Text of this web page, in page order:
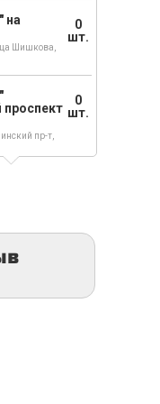
на
Шишкова,
0
шт.
проспект
пр-т,
0
шт.